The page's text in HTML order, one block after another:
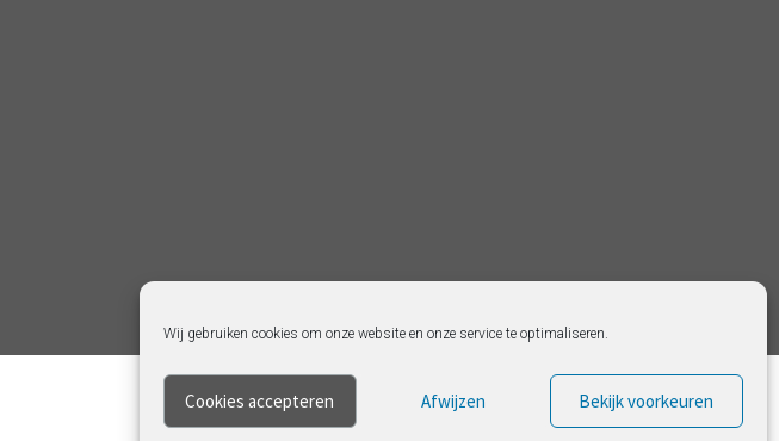
Wij gebruiken cookies om onze website en onze service te optimaliseren.
Cookies accepteren Afwijzen Bekijk voorkeuren